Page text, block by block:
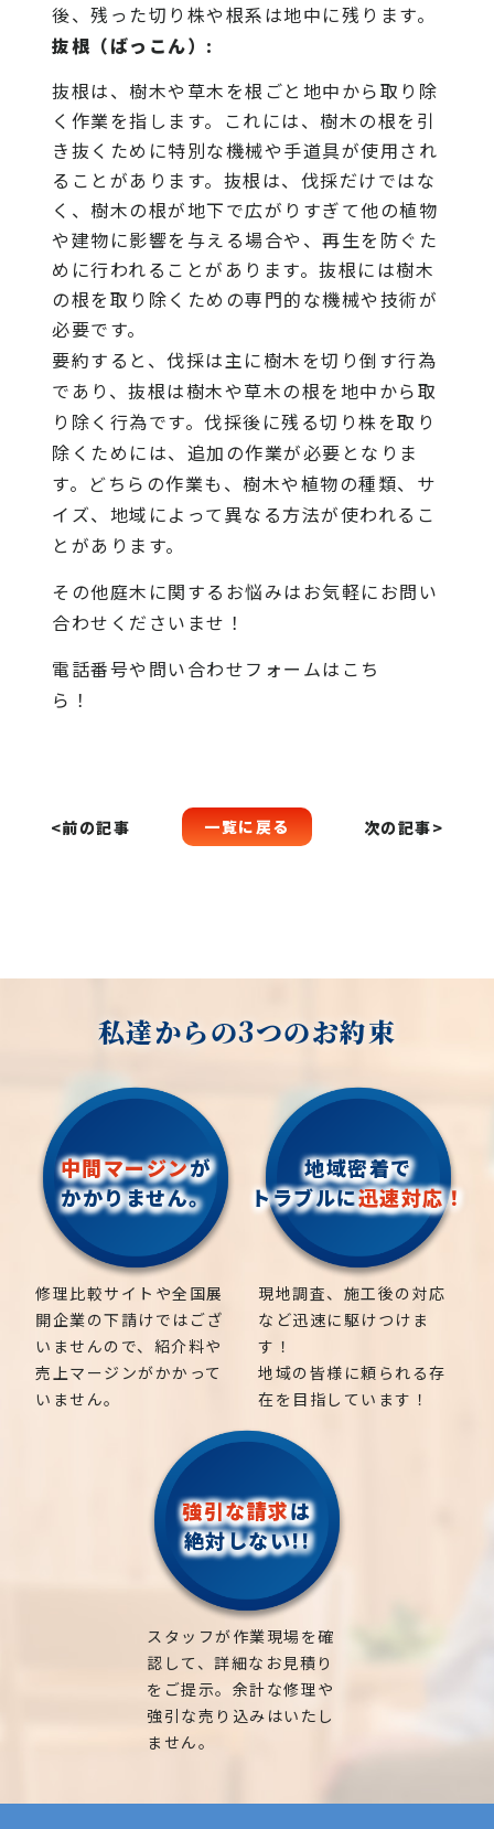
後、残った切り株や根系は地中に残ります。
抜根（ばっこん）:
抜根は、樹木や草木を根ごと地中から取り除
く作業を指します。これには、樹木の根を引
き抜くために特別な機械や手道具が使用され
ることがあります。抜根は、伐採だけではな
く、樹木の根が地下で広がりすぎて他の植物
や建物に影響を与える場合や、再生を防ぐた
めに行われることがあります。抜根には樹木
の根を取り除くための専門的な機械や技術が
必要です。
要約すると、伐採は主に樹木を切り倒す行為
であり、抜根は樹木や草木の根を地中から取
り除く行為です。伐採後に残る切り株を取り
除くためには、追加の作業が必要となりま
す。どちらの作業も、樹木や植物の種類、サ
イズ、地域によって異なる方法が使われるこ
とがあります。
その他庭木に関するお悩みはお気軽にお問い
合わせくださいませ！
電話番号や問い合わせフォームは こち
ら！
<前の記事 一覧に戻る 次の記事>
私達からの3つのお約束
中間マージンが
かかりません。
修理比較サイトや全国展
開企業の下請けではござ
いませんので、紹介料や
売上マージンがかかって
いません。
地域密着で
トラブルに迅速対応！
現地調査、施工後の対応
など迅速に駆けつけま
す！
地域の皆様に頼られる存
在を目指しています！
強引な請求は
絶対しない!!
スタッフが作業現場を確
認して、詳細なお見積り
をご提示。余計な修理や
強引な売り込みはいたし
ません。